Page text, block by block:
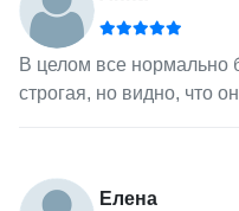
В целом все нормально
строгая, но видно, что
Елена